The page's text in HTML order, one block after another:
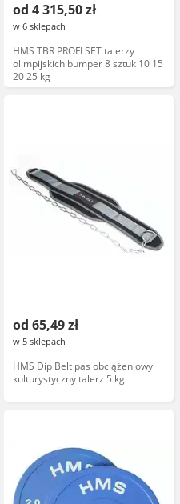
od 4 315,50 zł
w 6 sklepach
HMS TBR PROFI SET talerzy
olimpijskich bumper 8 sztuk 10 15
20 25 kg
od 65,49 zł
w 5 sklepach
HMS Dip Belt pas obciążeniowy
kulturystyczny talerz 5 kg